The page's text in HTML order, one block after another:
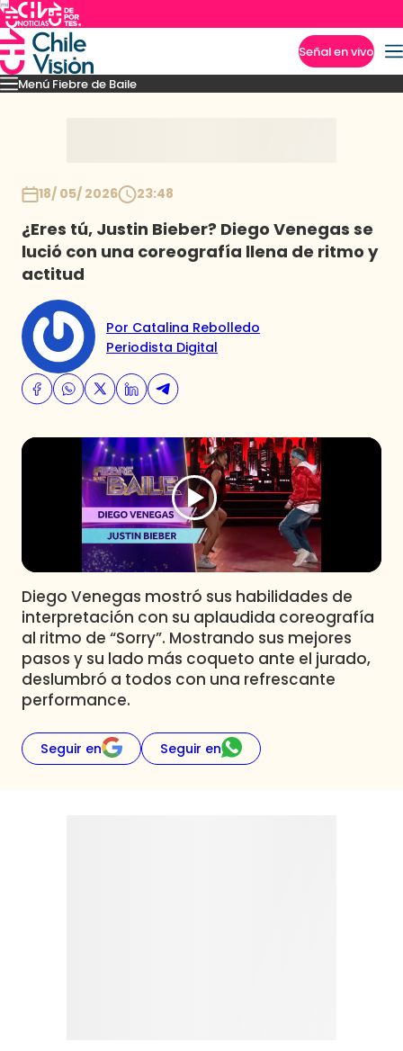
Señal en vivo
Menú Fiebre de Baile
Mejores MomentosPresentacionesEl VAR-After del baile
18/ 05/ 2026 23:48
¿Eres tú, Justin Bieber? Diego Venegas se
lució con una coreografía llena de ritmo y
actitud
Por Catalina Rebolledo
Periodista Digital
Diego Venegas mostró sus habilidades de
interpretación con su aplaudida coreografía
al ritmo de “Sorry”. Mostrando sus mejores
pasos y su lado más coqueto ante el jurado,
deslumbró a todos con una refrescante
performance.
Seguir en Seguir en
Imperdibles
Club De La Comedia
Contigo en Directo
Plan Perfecto
El Tiempo
Sabingo
Todos Los Programas